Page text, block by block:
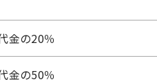
金の20％
金の50％